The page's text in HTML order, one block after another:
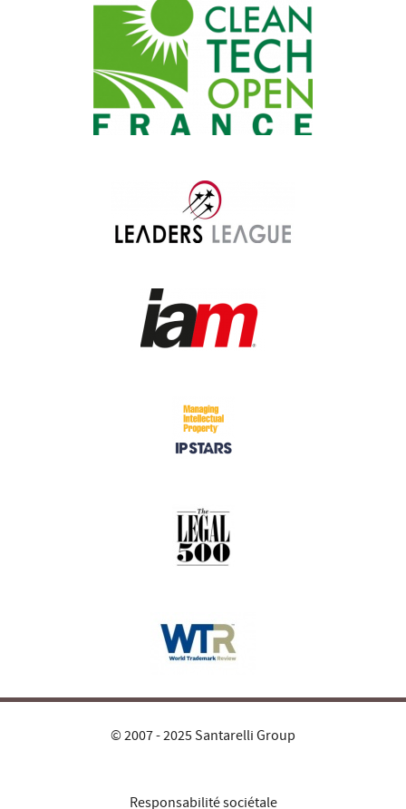
© 2007 - 2025 Santarelli Group
Responsabilité sociétale